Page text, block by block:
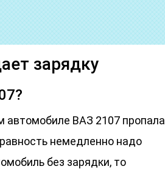
зарядку
автомобиле ВАЗ 2107 пропала
немедленно надо
без зарядки, то